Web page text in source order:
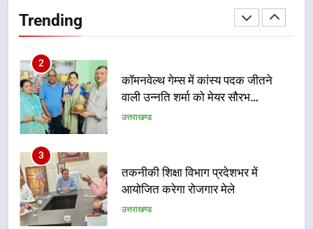
Trending
100 से अधिक लोग बने इस अभियान का
वाली उन्नति शर्मा को मेयर सौरभ
थपलियाल ने किया सम्मानित
उत्तराखण्ड
आयोजित करेगा रोजगार मेले
उत्तराखण्ड